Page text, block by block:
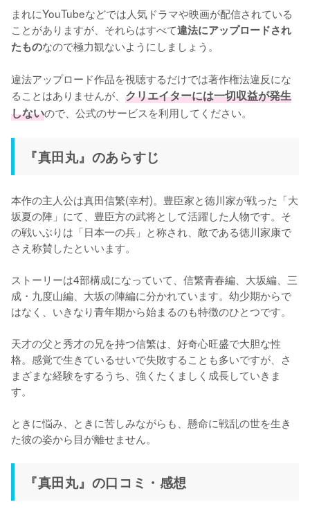
まれにYouTubeなどでは人気ドラマや映画が配信されている
ことがありますが、それらはすべて違法にアップロードされ
たものなので極力観ないようにしましょう。
違法アップロード作品を視聴するだけでは著作権法違反にな
ることはありませんが、 クリエイターには一切収益が発生
しないので、公式のサービスを利用してください。
『真田丸』のあらすじ
本作の主人公は真田信繁(幸村)。豊臣家と徳川家が戦った「大
坂夏の陣」にて、豊臣方の武将として活躍した人物です。そ
の戦いぶりは「日本一の兵」と称され、敵である徳川家康で
さえ称賛したといいます。
ストーリーは4部構成になっていて、信繁青春編、大坂編、三
成・九度山編、大坂の陣編に分かれています。幼少期からで
はなく、いきなり青年期から始まるのも特徴のひとつです。
天才の父と秀才の兄を持つ信繁は、好奇心旺盛で大胆な性
格。感覚で生きているせいで失敗することも多いですが、さ
まざまな経験をするうち、強くたくましく成長していきま
す。
ときに悩み、ときに苦しみながらも、懸命に戦乱の世を生き
た彼の姿から目が離せません。
『真田丸』の口コミ・感想